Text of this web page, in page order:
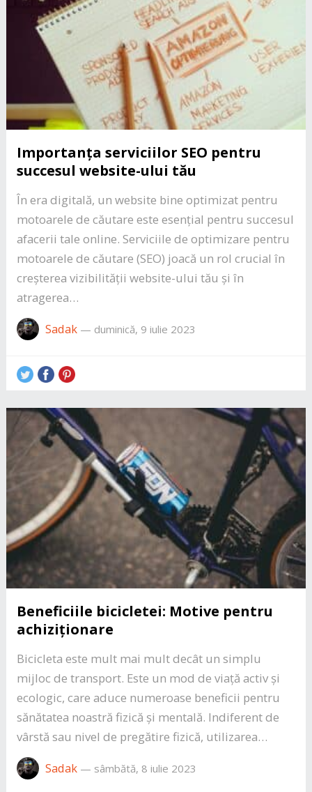
Importanța serviciilor SEO pentru
succesul website-ului tău
În era digitală, un website bine optimizat pentru
motoarele de căutare este esențial pentru succesul
afacerii tale online. Serviciile de optimizare pentru
motoarele de căutare (SEO) joacă un rol crucial în
creșterea vizibilității website-ului tău și în
atragerea…
Sadak— duminică, 9 iulie 2023
Beneficiile bicicletei: Motive pentru
achiziționare
Bicicleta este mult mai mult decât un simplu
mijloc de transport. Este un mod de viață activ și
ecologic, care aduce numeroase beneficii pentru
sănătatea noastră fizică și mentală. Indiferent de
vârstă sau nivel de pregătire fizică, utilizarea…
Sadak— sâmbătă, 8 iulie 2023